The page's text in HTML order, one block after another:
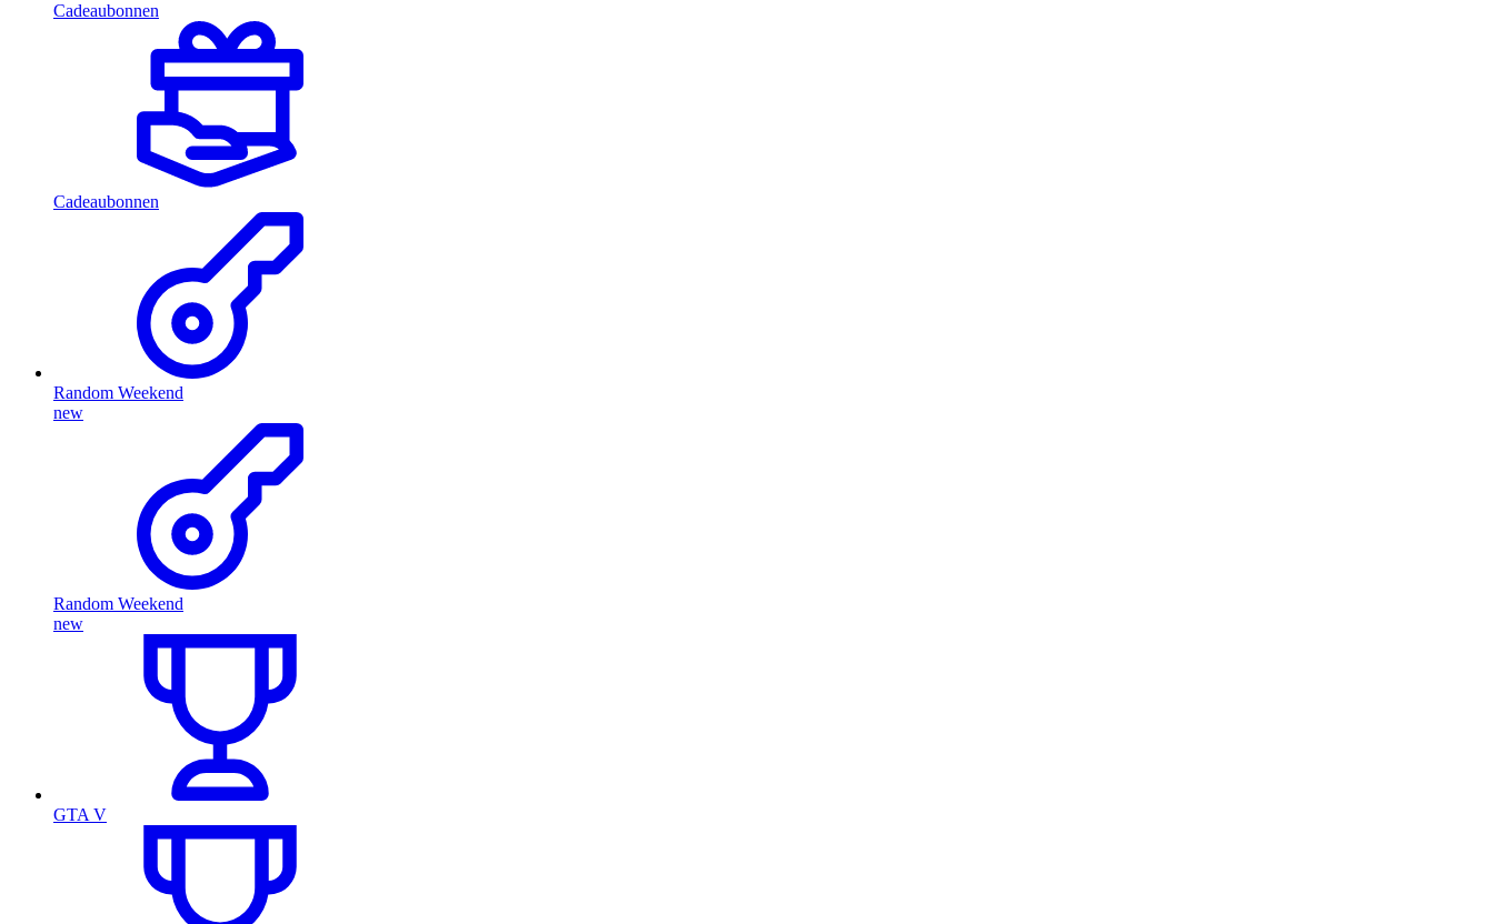
Cadeaubonnen
Cadeaubonnen
Random Weekend
new
Random Weekend
new
GTA V